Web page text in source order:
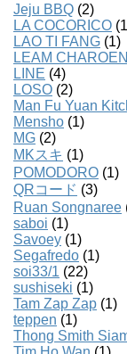
Jeju BBQ (2)
LA COCORICO
LAO TI FANG (1)
LEAM
LINE (4)
LOSO (2)
Man Fu Yuan
Mensho (1)
MG (2)
MKスキ (1)
POMODORO (1)
QRコード (3)
Ruan Songnaree
saboi (1)
Savoey (1)
Segafredo (1)
soi33/1 (22)
sushiseki (1)
Tam Zap Zap (1)
teppen (1)
Thong Smith